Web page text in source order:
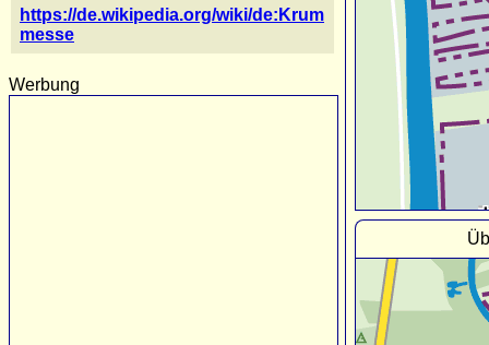
https://de.wikipedia.org/wiki/de:Krum
messe
Werbung